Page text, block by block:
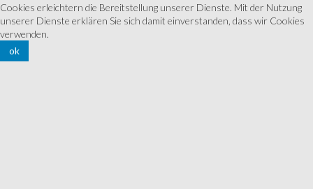
Cookies erleichtern die Bereitstellung unserer Dienste. Mit der Nutzung
unserer Dienste erklären Sie sich damit einverstanden, dass wir Cookies
verwenden.
ok